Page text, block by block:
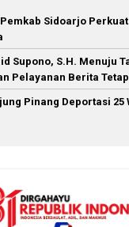
Sidoarjo
Supono, S.H. Menuju
Pelayanan Berita
Pinang Deportasi 25